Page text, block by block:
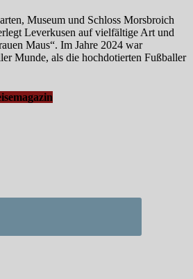
Museum und Schloss Morsbroich
Leverkusen auf vielfältige Art und
Maus“. Im Jahre 2024 war
Munde, als die hochdotierten Fußballer